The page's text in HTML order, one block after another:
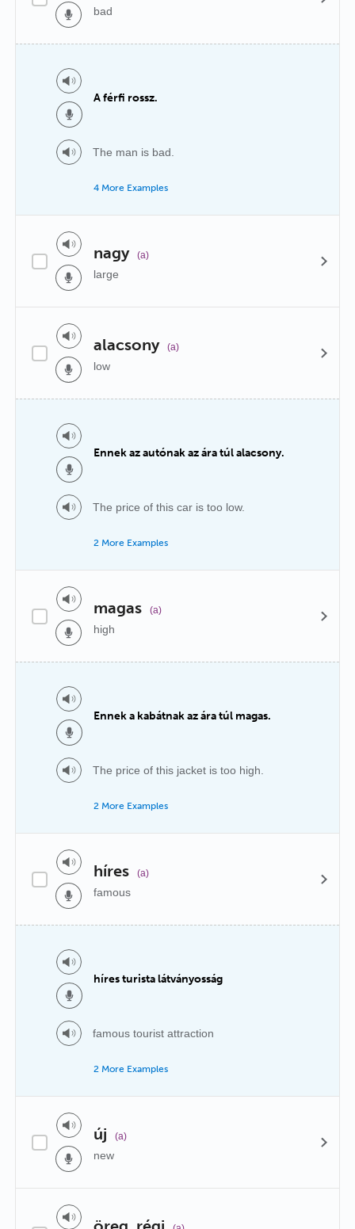
bad
A férfi rossz.
The man is bad.
4 More Examples
nagy (a)
large
alacsony (a)
low
Ennek az autónak az ára túl alacsony.
The price of this car is too low.
2 More Examples
magas (a)
high
Ennek a kabátnak az ára túl magas.
The price of this jacket is too high.
2 More Examples
híres (a)
famous
híres turista látványosság
famous tourist attraction
2 More Examples
új (a)
new